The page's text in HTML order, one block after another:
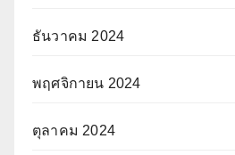
ธันวาคม 2024
พฤศจิกายน 2024
ตุลาคม 2024